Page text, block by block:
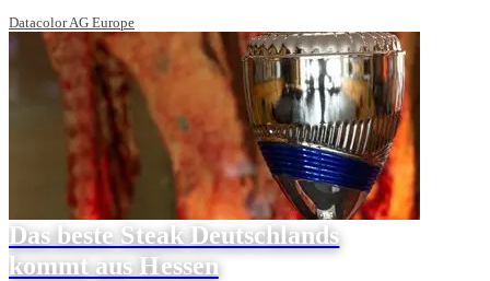
Datacolor AG Europe
Das beste Steak Deutschlands
kommt aus Hessen